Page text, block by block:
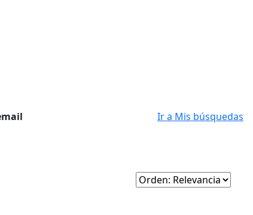
Ir a Mis búsquedas